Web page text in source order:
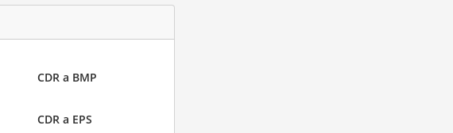
CDR a BMP
CDR a EPS